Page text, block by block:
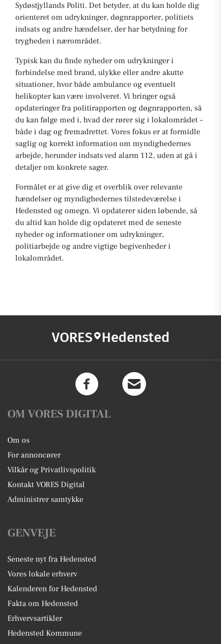
Sydøstjyllands Politi. Det betyder, at du kan holde dig
orienteret om udrykninger, døgnrapporter, politiets
indsats og andre hændelser, der har betydning for
trygheden i nærområdet.
Typisk kan du finde nyheder om udrykninger i
forbindelse med brand, ulykke eller andre akutte
situationer, hvor både ambulance og eventuelt
helikopter kan være involveret. Vi bringer også
opdateringer fra politirapporten og døgnrapporten, så
du kan følge med i, hvad der rører sig i lokalområdet –
både i dag og fremadrettet. Vores fokus er at formidle
saglig og korrekt information om myndighedernes
arbejde, herunder indsats ved alarm 112, uden at gå i
detaljer om konkrete sager.
Formålet er at give dig et overblik over relevante
hændelser og myndighedernes tilstedeværelse i
Hedensted og omegn. Vi opdaterer siden løbende, så
du altid kan holde dig opdateret med de seneste
nyheder og informationer om udrykninger,
politiarbejde og andre vigtige begivenheder i
lokalområdet.
VORES Hedensted
OM VORES DIGITAL
Om os
For annoncører
Vilkår og Privatlivspolitik
Kontakt VORES Digital
Administrer samtykke
GENVEJE
Seneste nyt fra Hedensted
Vores lokale erhverv
Kalenderen for Hedensted
Fakta om Hedensted
Erhvervsartikler
Hedensted Kommune